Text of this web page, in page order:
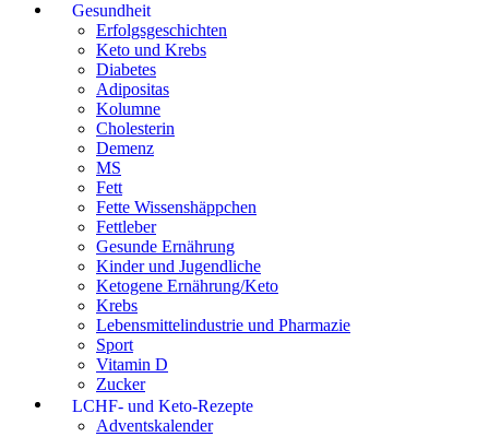
Gesundheit
Erfolgsgeschichten
Keto und Krebs
Diabetes
Adipositas
Kolumne
Cholesterin
Demenz
MS
Fett
Fette Wissenshäppchen
Fettleber
Gesunde Ernährung
Kinder und Jugendliche
Ketogene Ernährung/Keto
Krebs
Lebensmittelindustrie und Pharmazie
Sport
Vitamin D
Zucker
LCHF- und Keto-Rezepte
Adventskalender